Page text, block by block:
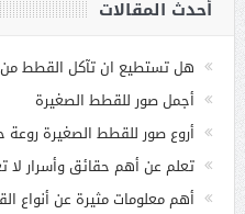
أحدث المقالات
هل تستطيع ان تآكل القطط
أجمل صور للقطط الصغيرة
أروع صور للقطط الصغيرة روعة
تعلم عن أهم حقائق وأسرار
أهم معلومات مثيرة عن أنواع